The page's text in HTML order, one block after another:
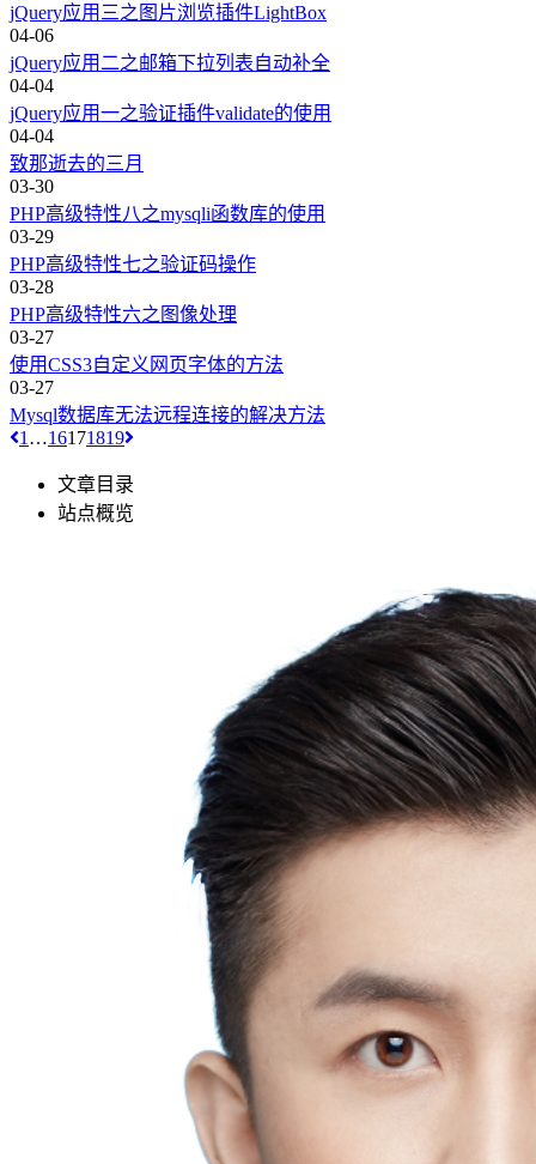
jQuery应用三之图片浏览插件LightBox
04-06
jQuery应用二之邮箱下拉列表自动补全
04-04
jQuery应用一之验证插件validate的使用
04-04
致那逝去的三月
03-30
PHP高级特性八之mysqli函数库的使用
03-29
PHP高级特性七之验证码操作
03-28
PHP高级特性六之图像处理
03-27
使用CSS3自定义网页字体的方法
03-27
Mysql数据库无法远程连接的解决方法
1 …16171819
文章目录
站点概览